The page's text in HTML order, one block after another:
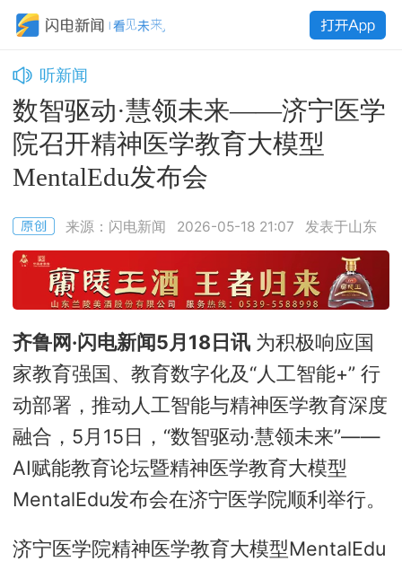
听新闻
数智驱动·慧领未来——济宁医学
院召开精神医学教育大模型
MentalEdu发布会
来源：闪电新闻 2026-05-18 21:07 发表于山东
齐鲁网·闪电新闻5月18日讯 为积极响应国
家教育强国、教育数字化及“人工智能+” 行
动部署，推动人工智能与精神医学教育深度
融合，5月15日，“数智驱动·慧领未来”——
AI赋能教育论坛暨精神医学教育大模型
MentalEdu发布会在济宁医学院顺利举行。
济宁医学院精神医学教育大模型MentalEdu